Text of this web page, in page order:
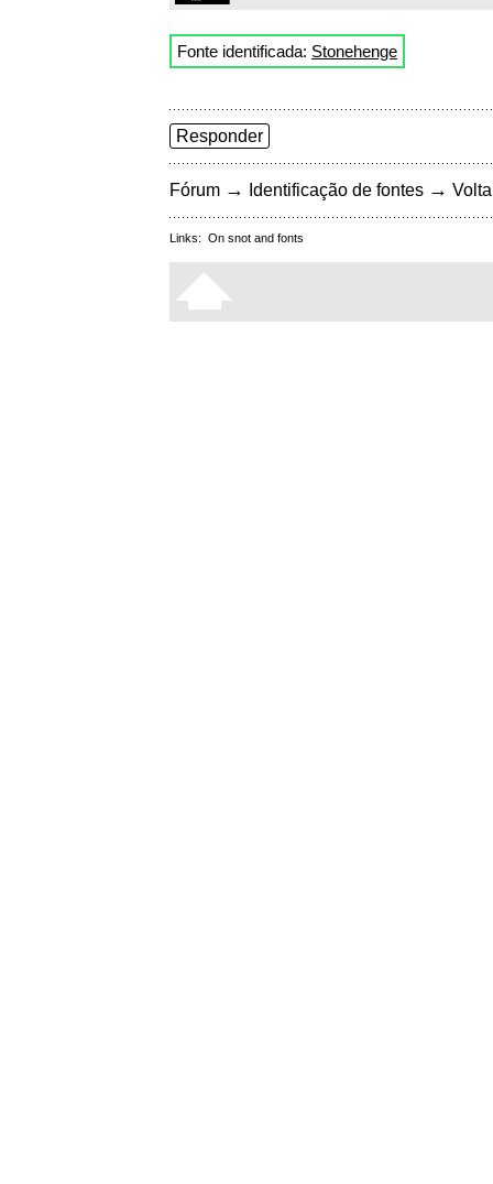
Fonte identificada: Stonehenge
Responder
Fórum → Identificação de fontes →
Links: On snot and fonts